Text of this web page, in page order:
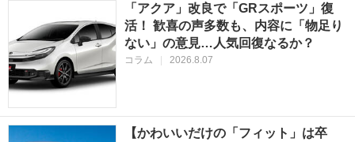
「アクア」改良で「GRスポーツ」復
活！ 歓喜の声多数も、内容に「物足り
ない」の意見…人気回復なるか？
コラム | 2026.8.07
【かわいいだけの「フィット」は卒